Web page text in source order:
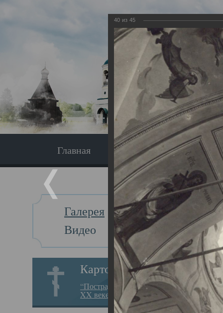
Главная Экскурсия
Галерея
Видео
Картотека
“Пострадавшие за веру в
XX веке на Севере”
Главная
40 из 45